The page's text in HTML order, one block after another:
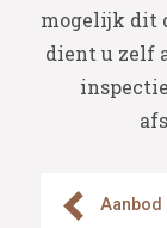
mogelijk dit
dient u zelf
Aanbod